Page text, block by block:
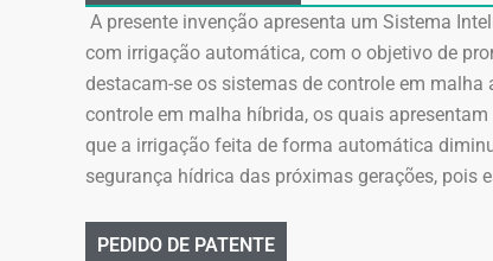
A presente invenção apresenta um Sistema
com irrigação automática, com o objetivo de
destacam-se os sistemas de controle em
controle em malha híbrida, os quais
que a irrigação feita de forma automática
segurança hídrica das próximas gerações, pois
PEDIDO DE PATENTE